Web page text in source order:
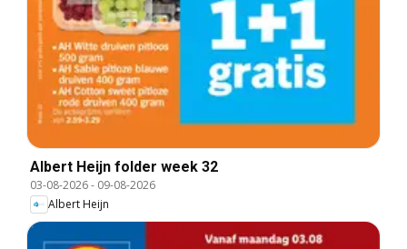
Albert Heijn folder week 32
03-08-2026- 09-08-2026
Albert Heijn